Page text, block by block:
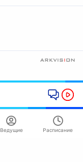
Ведущие Расписание